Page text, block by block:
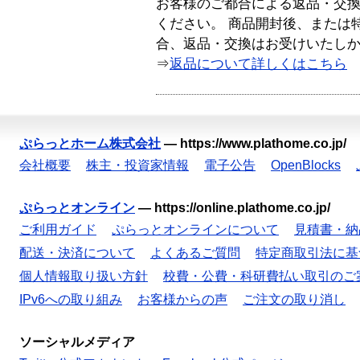
お客様のご都合による返品・交
ください。 商品開封後、または
合、返品・交換はお受けいたし
⇒返品について詳しくはこちら
ぷらっとホーム株式会社 — https://www.plathome.co.jp/
会社概要
株主・投資家情報 電子公告 OpenBlocks
ぷらっとオンライン — https://online.plathome.co.jp/
ご利用ガイド
ぷらっとオンラインについて
見積書・
配送・決済について
よくあるご質問
特定商取引法に
個人情報取り扱い方針
校費・公費・科研費払い取引のご
IPv6への取り組み
お客様からの声 ご注文の取り消し
ソーシャルメディア